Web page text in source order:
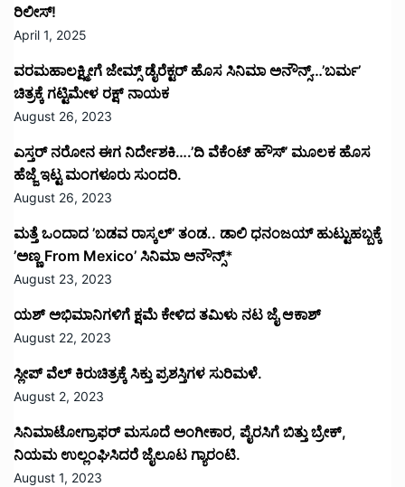
ರಿಲೀಸ್!
April 1, 2025
ವರಮಹಾಲಕ್ಷ್ಮೀಗೆ ಜೇಮ್ಸ್ ಡೈರೆಕ್ಟರ್ ಹೊಸ ಸಿನಿಮಾ ಅನೌನ್ಸ್…’ಬರ್ಮ’
ಚಿತ್ರಕ್ಕೆ ಗಟ್ಟಿಮೇಳ ರಕ್ಷ್ ನಾಯಕ
August 26, 2023
ಎಸ್ತರ್ ನರೋನ ಈಗ ನಿರ್ದೇಶಕಿ….’ದಿ ವೆಕೆಂಟ್ ಹೌಸ್‌’‌ ಮೂಲಕ ಹೊಸ
ಹೆಜ್ಜೆ ಇಟ್ಟ ಮಂಗಳೂರು ಸುಂದರಿ.
August 26, 2023
ಮತ್ತೆ ಒಂದಾದ ’ಬಡವ ರಾಸ್ಕಲ್’ ತಂಡ.. ಡಾಲಿ ಧನಂಜಯ್ ಹುಟ್ಟುಹಬ್ಬಕ್ಕೆ
’ಅಣ್ಣ From Mexico’ ಸಿನಿಮಾ ಅನೌನ್ಸ್*
August 23, 2023
ಯಶ್ ಅಭಿಮಾನಿಗಳಿಗೆ ಕ್ಷಮೆ ಕೇಳಿದ ತಮಿಳು ನಟ ಜೈ ಆಕಾಶ್
August 22, 2023
ಸ್ಲೀಪ್ ವೆಲ್ ಕಿರುಚಿತ್ರಕ್ಕೆ ಸಿಕ್ತು ಪ್ರಶಸ್ತಿಗಳ ಸುರಿಮಳೆ.
August 2, 2023
ಸಿನಿಮಾಟೋಗ್ರಾಫರ್ ಮಸೂದೆ ಅಂಗೀಕಾರ, ಪೈರಸಿಗೆ ಬಿತ್ತು ಬ್ರೇಕ್,
ನಿಯಮ ಉಲ್ಲಂಘಿಸಿದರೆ ಜೈಲೂಟ ಗ್ಯಾರಂಟಿ.
August 1, 2023